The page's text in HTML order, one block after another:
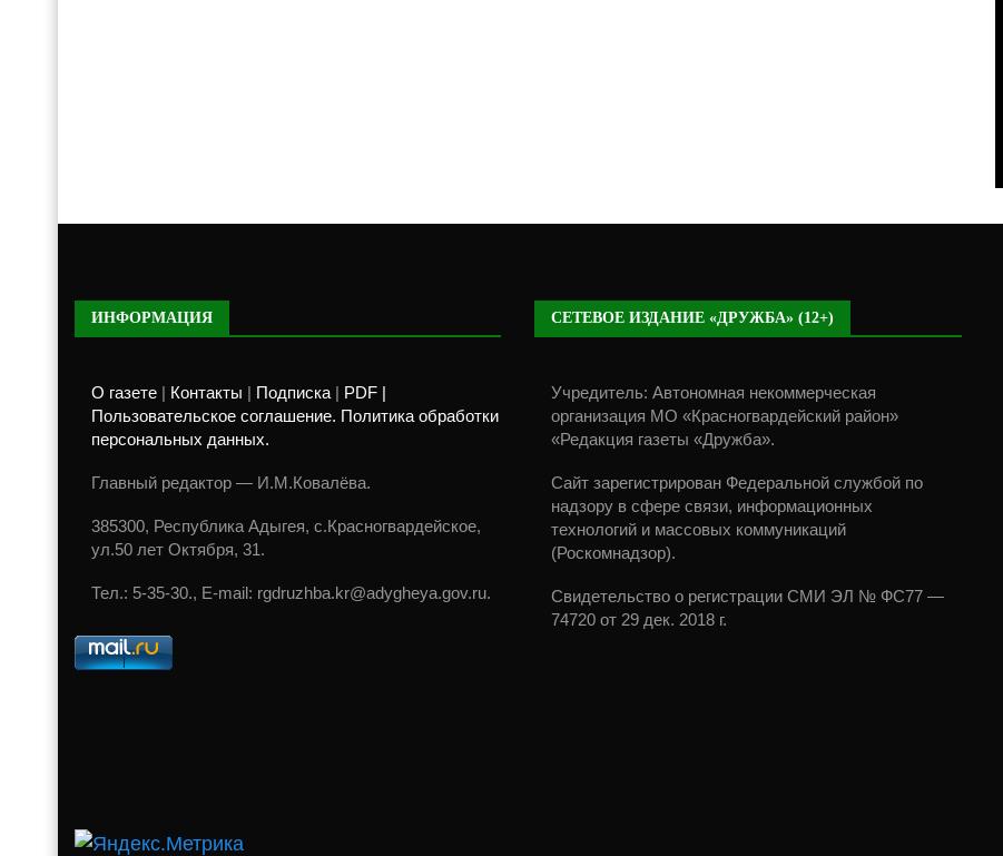
ИНФОРМАЦИЯ
О газете Контакты Подписка
PDF |
Пользовательское соглашение. Политика обработки
персональных данных.
Главный редактор — И.М.Ковалёва.
385300, Республика Адыгея, с.Красногвардейское,
ул.50 лет Октября, 31.
Тел.: 5-35-30., E-mail: rgdruzhba.kr@adygheya.gov.ru.
СЕТЕВОЕ ИЗДАНИЕ «ДРУЖБА» (12+)
Учредитель: Автономная некоммерческая
организация МО «Красногвардейский район»
«Редакция газеты «Дружба».
Сайт зарегистрирован Федеральной службой по
надзору в сфере связи, информационных
технологий и массовых коммуникаций
(Роскомнадзор).
Свидетельство о регистрации СМИ ЭЛ № ФС77 —
74720 от 29 дек. 2018 г.